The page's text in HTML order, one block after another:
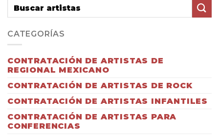
CATEGORÍAS
CONTRATACIÓN DE ARTISTAS DE
REGIONAL MEXICANO
CONTRATACIÓN DE ARTISTAS DE ROCK
CONTRATACIÓN DE ARTISTAS INFANTILES
CONTRATACIÓN DE ARTISTAS PARA
CONFERENCIAS